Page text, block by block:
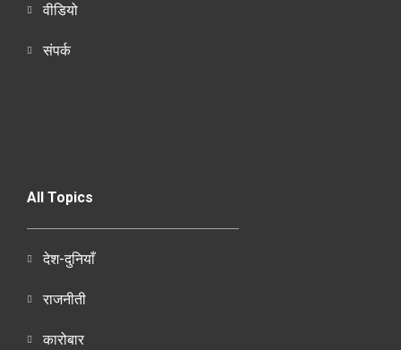
वीडियो
संपर्क
All Topics
देश-दुनियाँ
राजनीती
कारोबार